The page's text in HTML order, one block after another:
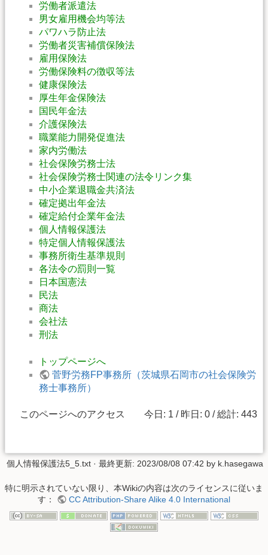
労働者派遣法
男女雇用機会均等法
パワハラ防止法
労働者災害補償保険法
雇用保険法
労働保険料の徴収等法
健康保険法
厚生年金保険法
国民年金法
介護保険法
職業能力開発促進法
家内労働法
社会保険労務士法
社会保険労務士関連の法令リンク集
中小企業退職金共済法
確定拠出年金法
確定給付企業年金法
個人情報保護法
特定個人情報保護法
事務所衛生基準規則
各法令の罰則一覧
日本国憲法
民法
商法
会社法
刑法
トップページへ
菅野労務FP事務所（茨城県石岡市の社会保険労
務士事務所）
このページへのアクセス 今日: 1 / 昨日: 0 / 総計: 443
個人情報保護法5_5.txt · 最終更新: 2023/08/08 07:42 by k.hasegawa
特に明示されていない限り、本Wikiの内容は次のライセンスに従いま
す：
CC Attribution-Share Alike 4.0 International